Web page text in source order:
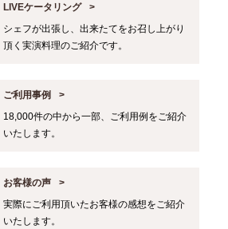
LIVEケータリング
シェフが出張し、出来たてをお召し上がり
頂く実演料理のご紹介です。
ご利用事例
18,000件の中から一部、ご利用例をご紹介
いたします。
お客様の声
実際にご利用頂いたお客様の感想をご紹介
いたします。